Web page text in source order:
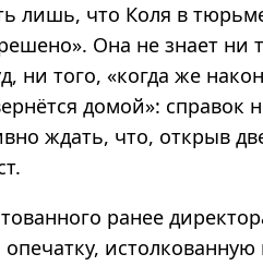
лишь, что Коля в
Она не знает ни
ни того, «когда же
домой»: справок
ждать, что, открыв
ранее
истолкованную